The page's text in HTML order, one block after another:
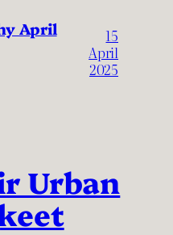
April
15
April
2025
Urban